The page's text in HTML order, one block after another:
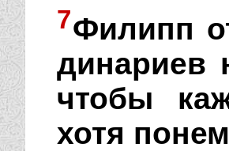
7Филипп
динариев
чтобы
хотя